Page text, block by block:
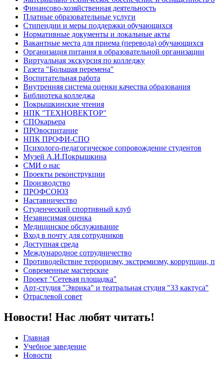
Финансово-хозяйственная деятельность
Платные образовательные услуги
Стипендии и меры поддержки обучающихся
Нормативные документы и локальные акты
Вакантные места для приема (перевода) обучающихся
Организация питания в образовательной организации
Виртуальная экскурсия по колледжу
Газета "Большая перемена"
Воспитательная работа
Внутренняя система оценки качества образования
Библиотека колледжа
Покрышкинские чтения
НПК "ТЕХНОВЕКТОР"
СПОкарьера
ПРОвоспитание
НПК ПРОФИ-СПО
Психолого-педагогическое сопровождение студентов
Музей А.И.Покрышкина
СМИ о нас
Проекты реконструкции
Производство
ПРОФСОЮЗ
Наставничество
Студенческий спортивный клуб
Независимая оценка
Медицинское обслуживание
Вход в почту для сотрудников
Доступная среда
Международное сотрудничество
Противодействие терроризму, экстремизму, коррупции,
Современные мастерские
Проект "Сетевая площадка"
Арт-студия "Эврика" и театральная студия "33 кактуса"
Отраслевой совет
Новости! Нас любят читать!
Главная
Учебное заведение
Новости